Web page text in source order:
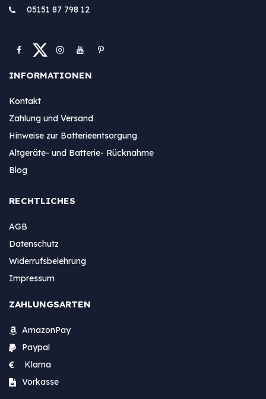
05151 87 798 12
INFORMATIONEN
Kontakt
Zahlung und Versand
Hinweise zur Batterieentsorgung
Altgeräte- und Batterie- Rücknahme
Blog
RECHTLICHES
AGB
Datenschutz
Widerrufsbelehrung
Impressum
ZAHLUNGSARTEN
AmazonPay
Paypal
Klarna
Vorkasse